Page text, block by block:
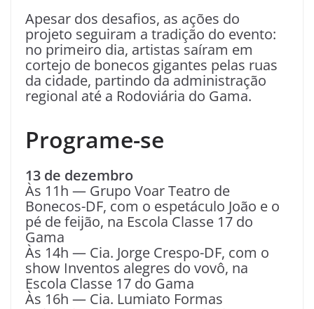
Apesar dos desafios, as ações do
projeto seguiram a tradição do evento:
no primeiro dia, artistas saíram em
cortejo de bonecos gigantes pelas ruas
da cidade, partindo da administração
regional até a Rodoviária do Gama.
Programe-se
13 de dezembro
Às 11h — Grupo Voar Teatro de
Bonecos-DF, com o espetáculo João e o
pé de feijão, na Escola Classe 17 do
Gama
Às 14h — Cia. Jorge Crespo-DF, com o
show Inventos alegres do vovô, na
Escola Classe 17 do Gama
Às 16h — Cia. Lumiato Formas